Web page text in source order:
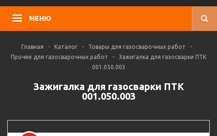
МЕНЮ
Главная - Каталог - Товары для газосварочных работ
-
Прочее для газосварочных работ
-
Зажигалка для газосварки ПТК
001.050.003
Зажигалка для газосварки ПТК
001.050.003